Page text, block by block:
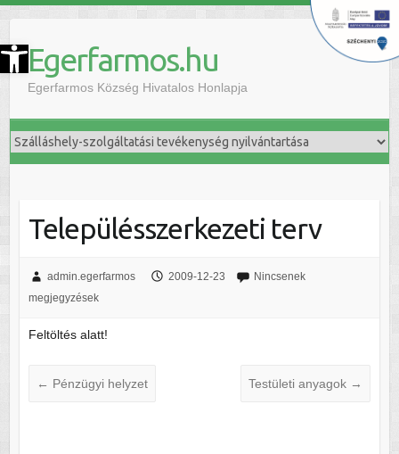
Eszköztár megnyitása Egerfarmos.hu
Egerfarmos Község Hivatalos Honlapja
Településszerkezeti terv
admin.egerfarmos 2009-12-23
Nincsenek
megjegyzések
Feltöltés alatt!
← Pénzügyi helyzet Testületi anyagok →